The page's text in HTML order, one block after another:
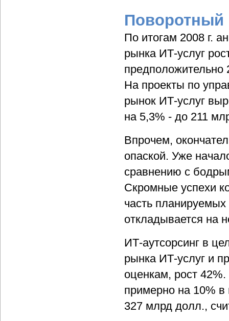
Поворотный
По итогам 2008 г.
рынка ИТ-услуг
На проекты по
рынок ИТ-услуг
на 5,3% - до 211
Впрочем,
опаской. Уже
сравнению с
Скромные успехи
часть планируемых
откладывается на
ИТ-аутсорсинг в
рынка ИТ-услуг и
оценкам, рост
примерно на 10% в
327 млрд долл.,